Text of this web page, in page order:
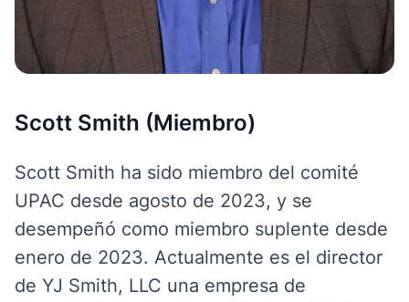
Scott Smith (Miembro)
Scott Smith ha sido miembro del comité
UPAC desde agosto de 2023, y se
desempeñó como miembro suplente desde
enero de 2023. Actualmente es el director
de YJ Smith, LLC una empresa de